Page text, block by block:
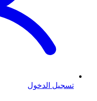
تسجيل الدخول